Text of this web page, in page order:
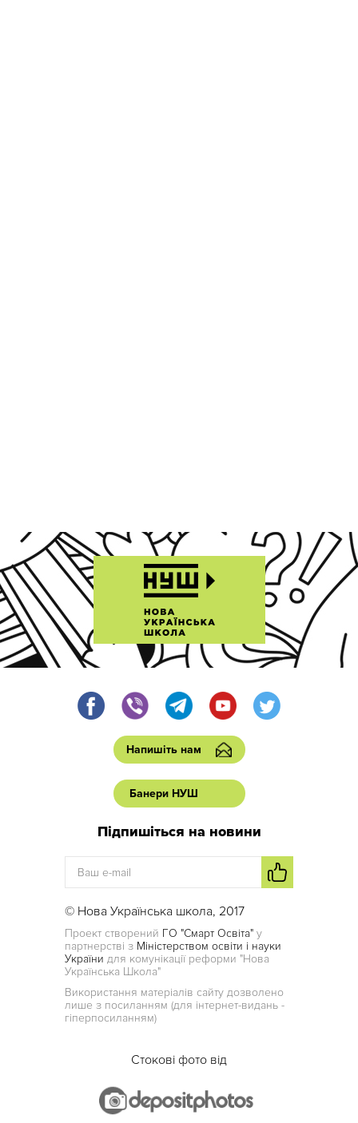
Напишіть нам
Банери НУШ
Підпишіться на новини
© Нова Українська школа, 2017
Проект створений ГО "Смарт Освіта" у
партнерстві з Міністерством освіти і науки
України для комунікації реформи "Нова
Українська Школа"
Використання матеріалів сайту дозволено
лише з посиланням (для інтернет-видань -
гіперпосиланням)
Стокові фото від